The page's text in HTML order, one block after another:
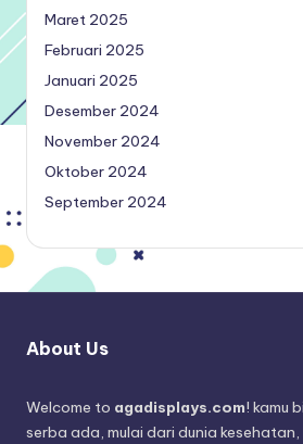
Maret 2025
Februari 2025
Januari 2025
Desember 2024
November 2024
Oktober 2024
September 2024
About Us
Welcome to agadisplays.com! kamu
serba ada, mulai dari dunia kesehatan,